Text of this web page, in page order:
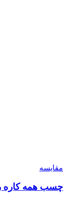
مقایسه
چسب همه کاره رازی